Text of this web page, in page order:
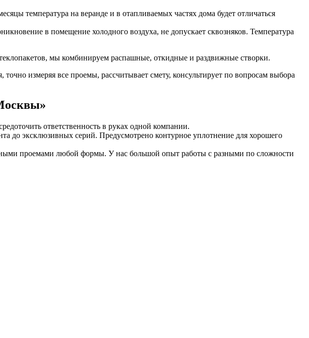
температура на веранде и в отапливаемых частях дома будет отличаться
в помещение холодного воздуха, не допускает сквозняков. Температура
мы комбинируем распашные, откидные и раздвижные створки.
измеряя все проемы, рассчитывает смету, консультирует по вопросам выбора
ответственность в руках одной компании.
до эксклюзивных серий. Предусмотрено контурное уплотнение для хорошего
проемами любой формы. У нас большой опыт работы с разными по сложности